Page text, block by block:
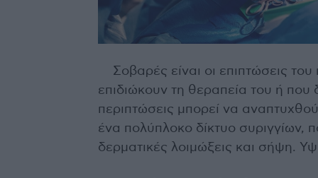
Σοβαρές είναι οι επιπτώσεις
επιδιώκουν τη θεραπεία του ή που
περιπτώσεις μπορεί να
ένα πολύπλοκο δίκτυο συριγγίων,
δερματικές λοιμώξεις και σήψη.